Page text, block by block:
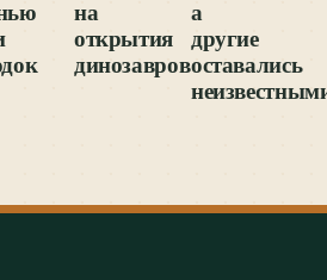
на
открытия
динозавров
а
другие
оставались